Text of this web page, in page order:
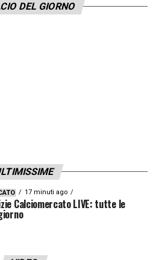
DEL GIORNO
17 minuti ago
Calciomercato LIVE: tutte le